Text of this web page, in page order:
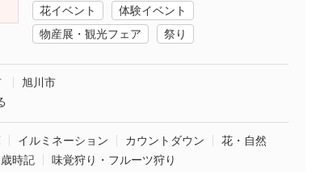
花イベント
体験イベント
物産展・観光フェア
祭り
旭川市
イルミネーション カウントダウン
花・自然
時記
味覚狩り・フルーツ狩り